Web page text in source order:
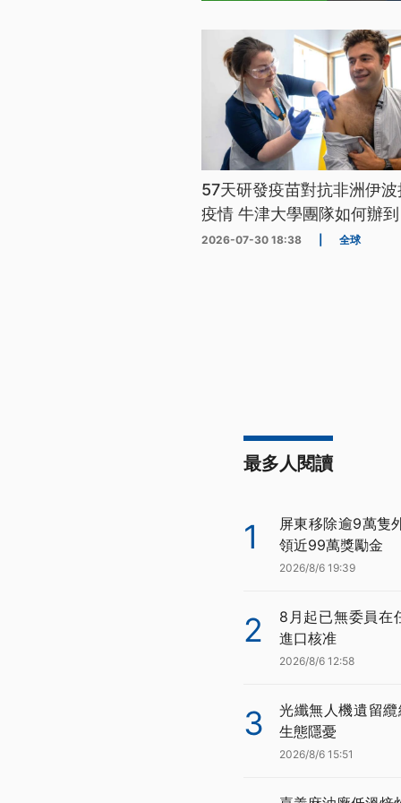
57天研發疫苗對抗非洲伊
疫情 牛津大學團隊如何辦
2026-07-30 18:38 全球
最多人閱讀
1
屏東移除逾9萬隻
領近99萬獎勵金
2026/8/6 19:39
2
8月起已無委員在
進口核准
2026/8/6 12:58
3
光纖無人機遺留
生態隱憂
2026/8/6 15:51